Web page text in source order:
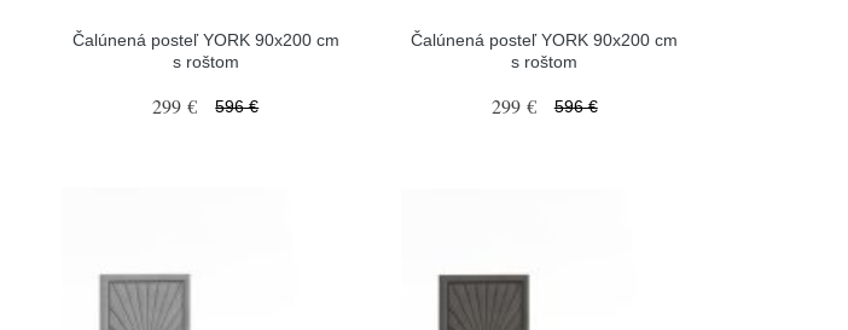
Čalúnená posteľ YORK 90x200 cm
s roštom
299 € 596 €
Čalúnená posteľ YORK 90x200 cm
s roštom
299 € 596 €